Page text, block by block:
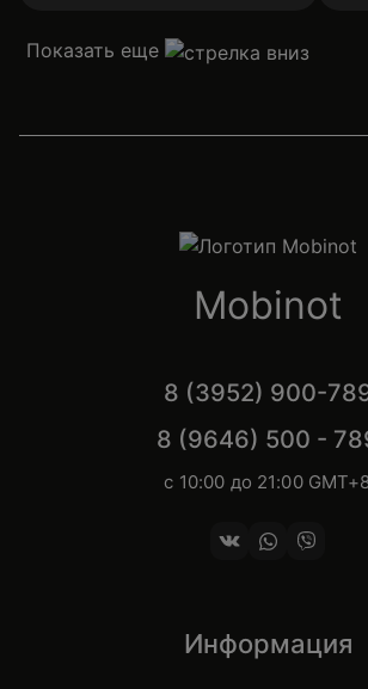
Показать еще
Mobinot
8 (3952) 900-
8 (9646) 500 -
с 10:00 до 21:00
Информация